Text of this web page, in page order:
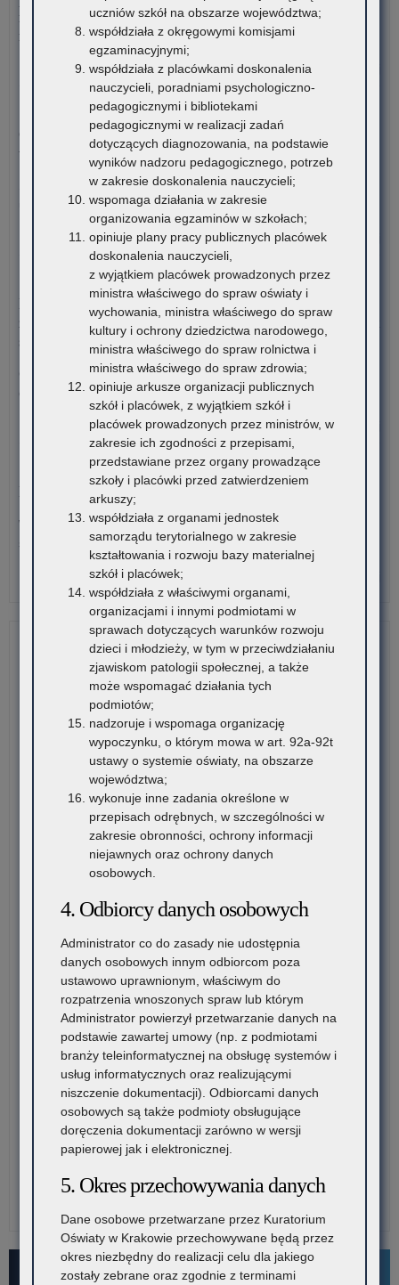
rok szkolny 2026/2027 oraz po przeprowadzeniu postępowania
rekrutacyjnego uzupełniającego na rok szkolny 2026/2027
Czytaj więcej
3 sierpnia 2026
Ogólnopolski Konkurs Filmowy „Wieś mnie kręci, ja kręcę
wieś”
Stowarzyszenie „Kulturalne Ponidzie” w Chrobrzu zaprasza do
udziału w Ogólnopolskim…
Czytaj więcej
3 sierpnia 2026
Komunikat Małopolskiego Kuratora Oświaty w sprawie
zgłaszania zawodów wiedzy, artystycznych i sportowych na rok
szkolny 2027/2028
Organizatorzy zawodów wiedzy, artystycznych i sportowych
działający na terenie szkół…
Czytaj więcej
30 lipca 2026
Komunikat – Urząd nieczynny z powodu dni wolnych
W tych terminach Urząd pozostanie nieczynny. Wszystkie
sprawy będzie można…
Bezpłatne numery pomocowe
uczniów szkół na obszarze województwa;
współdziała z okręgowymi komisjami
egzaminacyjnymi;
współdziała z placówkami doskonalenia
nauczycieli, poradniami psychologiczno-
pedagogicznymi i bibliotekami
pedagogicznymi w realizacji zadań
dotyczących diagnozowania, na podstawie
wyników nadzoru pedagogicznego, potrzeb
w zakresie doskonalenia nauczycieli;
wspomaga działania w zakresie
organizowania egzaminów w szkołach;
opiniuje plany pracy publicznych placówek
doskonalenia nauczycieli,
z wyjątkiem placówek prowadzonych przez
ministra właściwego do spraw oświaty i
wychowania, ministra właściwego do spraw
kultury i ochrony dziedzictwa narodowego,
ministra właściwego do spraw rolnictwa i
ministra właściwego do spraw zdrowia;
opiniuje arkusze organizacji publicznych
szkół i placówek, z wyjątkiem szkół i
placówek prowadzonych przez ministrów, w
zakresie ich zgodności z przepisami,
przedstawiane przez organy prowadzące
szkoły i placówki przed zatwierdzeniem
arkuszy;
współdziała z organami jednostek
samorządu terytorialnego w zakresie
kształtowania i rozwoju bazy materialnej
szkół i placówek;
współdziała z właściwymi organami,
organizacjami i innymi podmiotami w
sprawach dotyczących warunków rozwoju
dzieci i młodzieży, w tym w przeciwdziałaniu
zjawiskom patologii społecznej, a także
może wspomagać działania tych
podmiotów;
nadzoruje i wspomaga organizację
wypoczynku, o którym mowa w art. 92a-92t
ustawy o systemie oświaty, na obszarze
województwa;
wykonuje inne zadania określone w
przepisach odrębnych, w szczególności w
zakresie obronności, ochrony informacji
niejawnych oraz ochrony danych
osobowych.
4. Odbiorcy danych osobowych
Administrator co do zasady nie udostępnia
danych osobowych innym odbiorcom poza
ustawowo uprawnionym, właściwym do
rozpatrzenia wnoszonych spraw lub którym
Administrator powierzył przetwarzanie danych na
podstawie zawartej umowy (np. z podmiotami
branży teleinformatycznej na obsługę systemów i
usług informatycznych oraz realizującymi
niszczenie dokumentacji). Odbiorcami danych
osobowych są także podmioty obsługujące
doręczenia dokumentacji zarówno w wersji
papierowej jak i elektronicznej.
5. Okres przechowywania danych
Dane osobowe przetwarzane przez Kuratorium
Oświaty w Krakowie przechowywane będą przez
okres niezbędny do realizacji celu dla jakiego
zostały zebrane oraz zgodnie z terminami